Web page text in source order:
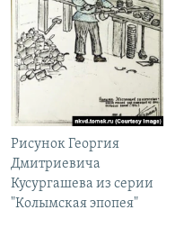
Рисунок Георгия
Дмитриевича
Кусургашева из серии
"Колымская эпопея"